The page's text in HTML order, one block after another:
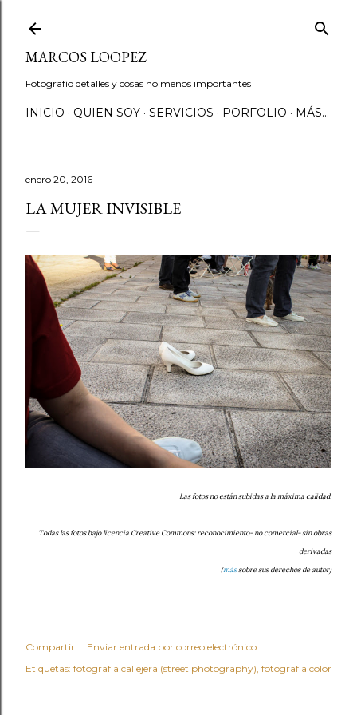
MARCOS LOOPEZ
Fotografío detalles y cosas no menos importantes
INICIO QUIEN SOY SERVICIOS PORFOLIO MÁS…
enero 20, 2016
LA MUJER INVISIBLE
Las fotos no están subidas a la máxima calidad.
Todas las fotos bajo licencia Creative Commons: reconocimiento- no comercial- sin obras
derivadas
(mássobre sus derechos de autor)
Compartir
Enviar entrada por correo electrónico
Etiquetas: fotografía callejera (street photography) fotografía color